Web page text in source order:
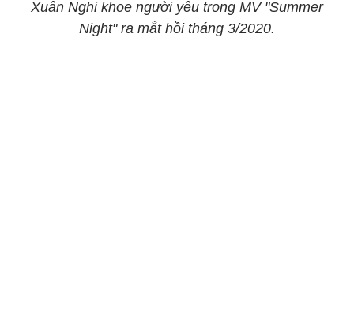
Xuân Nghi khoe người yêu trong MV "Summer
Night" ra mắt hồi tháng 3/2020.​​​​​​​